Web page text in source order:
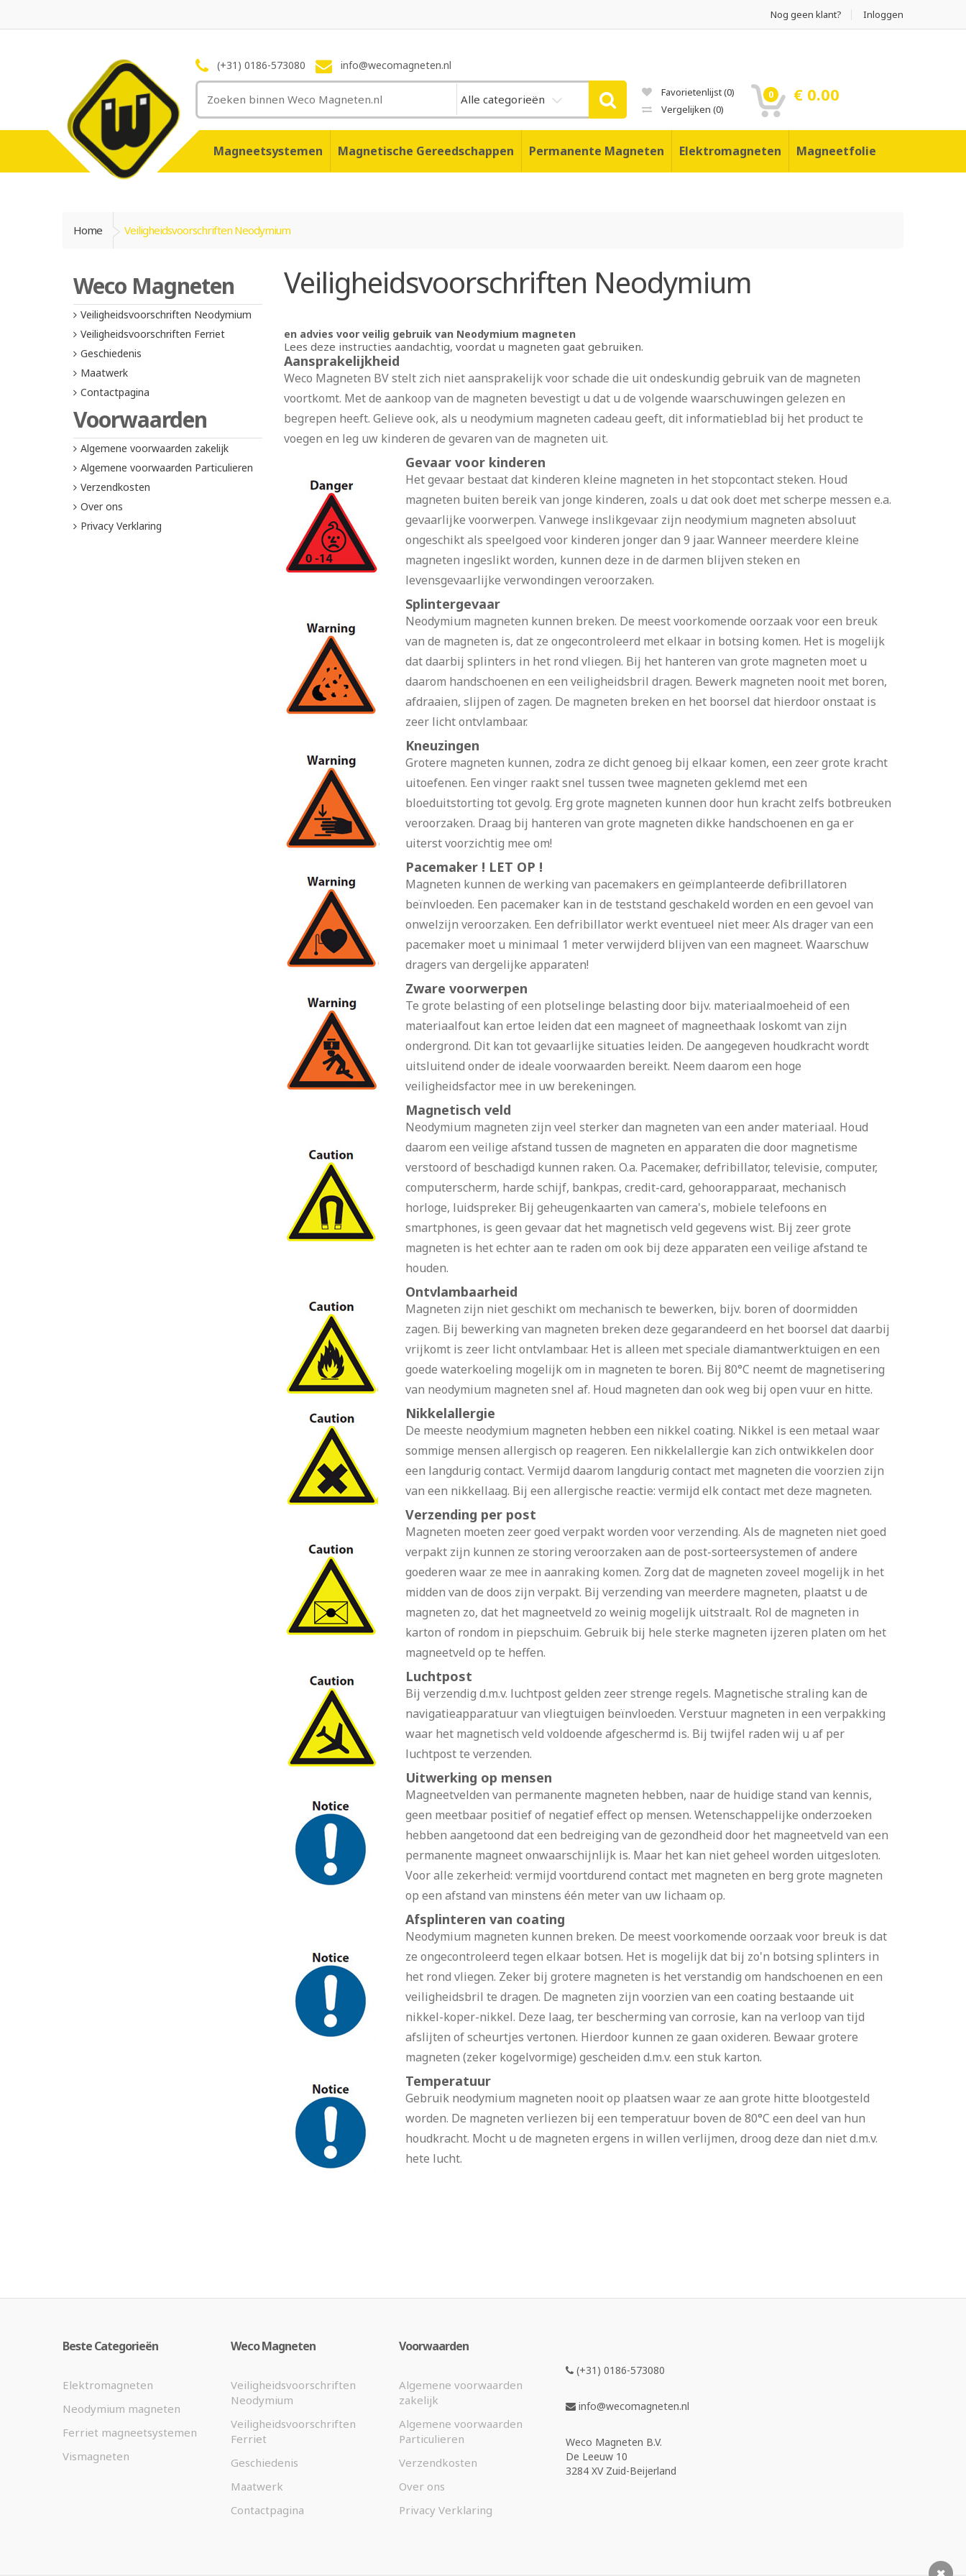
Nog geen klant? Inloggen
(+31) 0186-573080 info@wecomagneten.nl
Alle categorieën Favorietenlijst(0)
Vergelijken (0)
0 € 0.00
Magneetsystemen Magnetische Gereedschappen Permanente Magneten Elektromagneten Magneetfolie
Home Veiligheidsvoorschriften Neodymium
Weco Magneten
Veiligheidsvoorschriften Neodymium
Veiligheidsvoorschriften Ferriet
Geschiedenis
Maatwerk
Contactpagina
Voorwaarden
Algemene voorwaarden zakelijk
Algemene voorwaarden Particulieren
Verzendkosten
Over ons
Privacy Verklaring
Veiligheidsvoorschriften Neodymium
en advies voor veilig gebruik van Neodymium magneten
Lees deze instructies aandachtig, voordat u magneten gaat gebruiken.
Aansprakelijkheid
Weco Magneten BV stelt zich niet aansprakelijk voor schade die uit ondeskundig gebruik van de magneten
voortkomt. Met de aankoop van de magneten bevestigt u dat u de volgende waarschuwingen gelezen en
begrepen heeft. Gelieve ook, als u neodymium magneten cadeau geeft, dit informatieblad bij het product te
voegen en leg uw kinderen de gevaren van de magneten uit.
Gevaar voor kinderen
Het gevaar bestaat dat kinderen kleine magneten in het stopcontact steken. Houd
magneten buiten bereik van jonge kinderen, zoals u dat ook doet met scherpe messen e.a.
gevaarlijke voorwerpen. Vanwege inslikgevaar zijn neodymium magneten absoluut
ongeschikt als speelgoed voor kinderen jonger dan 9 jaar. Wanneer meerdere kleine
magneten ingeslikt worden, kunnen deze in de darmen blijven steken en
levensgevaarlijke verwondingen veroorzaken.
Splintergevaar
Neodymium magneten kunnen breken. De meest voorkomende oorzaak voor een breuk
van de magneten is, dat ze ongecontroleerd met elkaar in botsing komen. Het is mogelijk
dat daarbij splinters in het rond vliegen. Bij het hanteren van grote magneten moet u
daarom handschoenen en een veiligheidsbril dragen. Bewerk magneten nooit met boren,
afdraaien, slijpen of zagen. De magneten breken en het boorsel dat hierdoor onstaat is
zeer licht ontvlambaar.
Kneuzingen
Grotere magneten kunnen, zodra ze dicht genoeg bij elkaar komen, een zeer grote kracht
uitoefenen. Een vinger raakt snel tussen twee magneten geklemd met een
bloeduitstorting tot gevolg. Erg grote magneten kunnen door hun kracht zelfs botbreuken
veroorzaken. Draag bij hanteren van grote magneten dikke handschoenen en ga er
uiterst voorzichtig mee om!
Pacemaker ! LET OP !
Magneten kunnen de werking van pacemakers en geïmplanteerde defibrillatoren
beïnvloeden. Een pacemaker kan in de teststand geschakeld worden en een gevoel van
onwelzijn veroorzaken. Een defribillator werkt eventueel niet meer. Als drager van een
pacemaker moet u minimaal 1 meter verwijderd blijven van een magneet. Waarschuw
dragers van dergelijke apparaten!
Zware voorwerpen
Te grote belasting of een plotselinge belasting door bijv. materiaalmoeheid of een
materiaalfout kan ertoe leiden dat een magneet of magneethaak loskomt van zijn
ondergrond. Dit kan tot gevaarlijke situaties leiden. De aangegeven houdkracht wordt
uitsluitend onder de ideale voorwaarden bereikt. Neem daarom een hoge
veiligheidsfactor mee in uw berekeningen.
Magnetisch veld
Neodymium magneten zijn veel sterker dan magneten van een ander materiaal. Houd
daarom een veilige afstand tussen de magneten en apparaten die door magnetisme
verstoord of beschadigd kunnen raken. O.a. Pacemaker, defribillator, televisie, computer,
computerscherm, harde schijf, bankpas, credit-card, gehoorapparaat, mechanisch
horloge, luidspreker. Bij geheugenkaarten van camera's, mobiele telefoons en
smartphones, is geen gevaar dat het magnetisch veld gegevens wist. Bij zeer grote
magneten is het echter aan te raden om ook bij deze apparaten een veilige afstand te
houden.
Ontvlambaarheid
Magneten zijn niet geschikt om mechanisch te bewerken, bijv. boren of doormidden
zagen. Bij bewerking van magneten breken deze gegarandeerd en het boorsel dat daarbij
vrijkomt is zeer licht ontvlambaar. Het is alleen met speciale diamantwerktuigen en een
goede waterkoeling mogelijk om in magneten te boren. Bij 80°C neemt de magnetisering
van neodymium magneten snel af. Houd magneten dan ook weg bij open vuur en hitte.
Nikkelallergie
De meeste neodymium magneten hebben een nikkel coating. Nikkel is een metaal waar
sommige mensen allergisch op reageren. Een nikkelallergie kan zich ontwikkelen door
een langdurig contact. Vermijd daarom langdurig contact met magneten die voorzien zijn
van een nikkellaag. Bij een allergische reactie: vermijd elk contact met deze magneten.
Verzending per post
Magneten moeten zeer goed verpakt worden voor verzending. Als de magneten niet goed
verpakt zijn kunnen ze storing veroorzaken aan de post-sorteersystemen of andere
goederen waar ze mee in aanraking komen. Zorg dat de magneten zoveel mogelijk in het
midden van de doos zijn verpakt. Bij verzending van meerdere magneten, plaatst u de
magneten zo, dat het magneetveld zo weinig mogelijk uitstraalt. Rol de magneten in
karton of rondom in piepschuim. Gebruik bij hele sterke magneten ijzeren platen om het
magneetveld op te heffen.
Luchtpost
Bij verzendig d.m.v. luchtpost gelden zeer strenge regels. Magnetische straling kan de
navigatieapparatuur van vliegtuigen beïnvloeden. Verstuur magneten in een verpakking
waar het magnetisch veld voldoende afgeschermd is. Bij twijfel raden wij u af per
luchtpost te verzenden.
Uitwerking op mensen
Magneetvelden van permanente magneten hebben, naar de huidige stand van kennis,
geen meetbaar positief of negatief effect op mensen. Wetenschappelijke onderzoeken
hebben aangetoond dat een bedreiging van de gezondheid door het magneetveld van een
permanente magneet onwaarschijnlijk is. Maar het kan niet geheel worden uitgesloten.
Voor alle zekerheid: vermijd voortdurend contact met magneten en berg grote magneten
op een afstand van minstens één meter van uw lichaam op.
Afsplinteren van coating
Neodymium magneten kunnen breken. De meest voorkomende oorzaak voor breuk is dat
ze ongecontroleerd tegen elkaar botsen. Het is mogelijk dat bij zo'n botsing splinters in
het rond vliegen. Zeker bij grotere magneten is het verstandig om handschoenen en een
veiligheidsbril te dragen. De magneten zijn voorzien van een coating bestaande uit
nikkel-koper-nikkel. Deze laag, ter bescherming van corrosie, kan na verloop van tijd
afslijten of scheurtjes vertonen. Hierdoor kunnen ze gaan oxideren. Bewaar grotere
magneten (zeker kogelvormige) gescheiden d.m.v. een stuk karton.
Temperatuur
Gebruik neodymium magneten nooit op plaatsen waar ze aan grote hitte blootgesteld
worden. De magneten verliezen bij een temperatuur boven de 80°C een deel van hun
houdkracht. Mocht u de magneten ergens in willen verlijmen, droog deze dan niet d.m.v.
hete lucht.
(+31) 0186-573080
info@wecomagneten.nl
Weco Magneten B.V.
De Leeuw 10
3284 XV Zuid-Beijerland
Beste Categorieën
Elektromagneten
Neodymium magneten
Ferriet magneetsystemen
Vismagneten
Weco Magneten
Veiligheidsvoorschriften
Neodymium
Veiligheidsvoorschriften
Ferriet
Geschiedenis
Maatwerk
Contactpagina
Voorwaarden
Algemene voorwaarden
zakelijk
Algemene voorwaarden
Particulieren
Verzendkosten
Over ons
Privacy Verklaring